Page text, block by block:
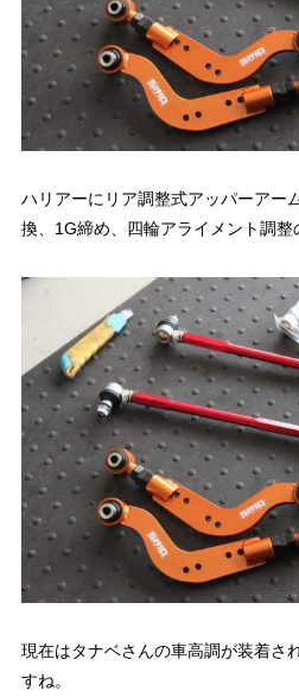
ハリアーにリア調整式アッパーアー
換、1G締め、四輪アライメント調整
現在はタナベさんの車高調が装着さ
すね。